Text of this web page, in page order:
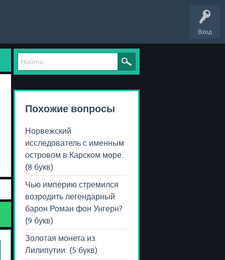
Вход
Похожие вопросы
Норвежский
исследователь с именным
островом в Карском море.
(8 букв)
Чью империю стремился
возродить легендарный
барон Роман фон Унгерн?
(9 букв)
Золотая монета из
Лилипутии. (5 букв)